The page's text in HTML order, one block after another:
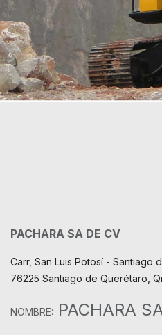
PACHARA SA DE CV
Carr, San Luis Potosí - Santiago
76225 Santiago de Querétaro,
NOMBRE: PACHARA